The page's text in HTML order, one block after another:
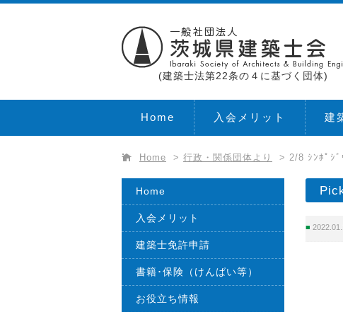
(建築士法第22条の４に基づく団体)
Home 入会メリット 建
Home > 行政・関係団体より > 2/8 ｼﾝﾎﾟｼﾞ
Home
入会メリット
建築士免許申請
書籍･保険（けんばい等）
お役立ち情報